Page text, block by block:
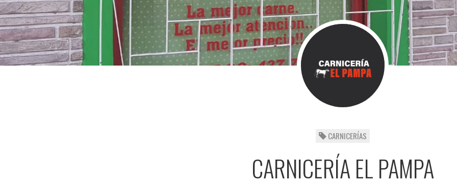
CARNICERÍAS
CARNICERÍA EL PAMPA